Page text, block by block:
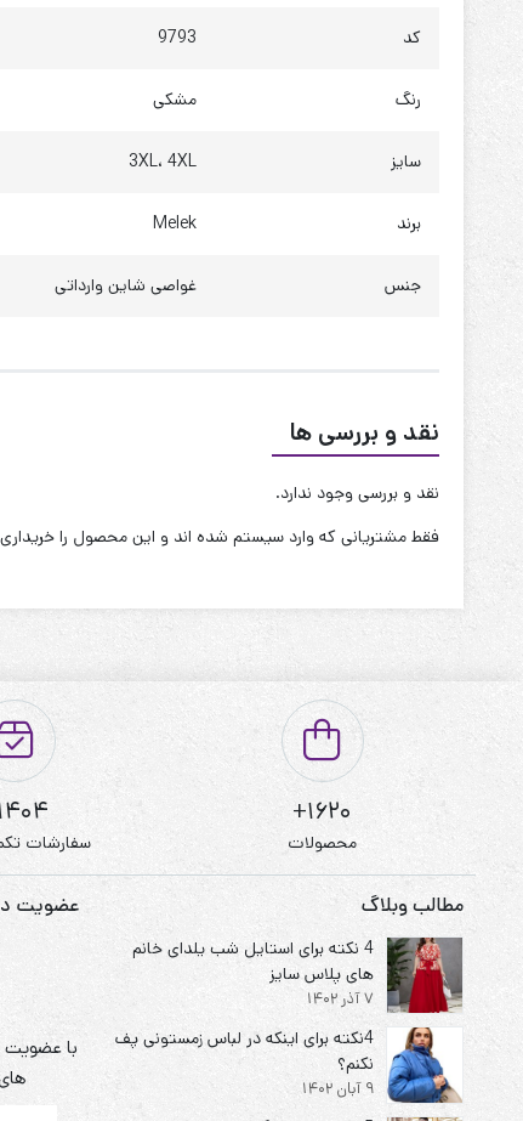
دور کمر : 95 تا 105
دور باسن : 100 تا 110
فاق جلو : 34 سانت
فاق پشت : 40 سانت
دور کمر : 105 تا 115
دور باسن : 110 تا 120
قابل شستشو:دارد
کد 9793
رنگ مشکی
سایز 3XL، 4XL
برند Melek
جنس غواصی شاین وارداتی
نقد و بررسی ها
نقد و بررسی وجود ندارد.
فقط مشتریانی که وارد سیستم شده اند و این محصول را خریداری
1620+
محصولات سفارشات
مطالب وبلاگ
4 نکته برای استایل شب یلدای خانم
های پلاس سایز
7 آذر 1402
4نکته برای اینکه در لباس زمستونی پف
نکنم؟
9 آبان 1402
عضویت در
با عضویت